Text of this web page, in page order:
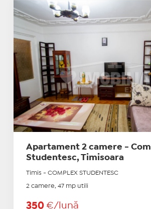
Apartament 2 camere -
Studentesc, Timisoara
Timis - COMPLEX STUDENTESC
2 camere, 47 mp utili
350 €/lună